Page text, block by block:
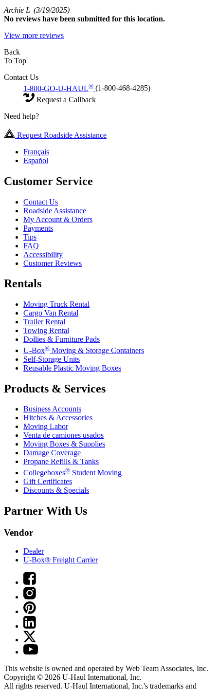
Archie L (3/19/2025)
No reviews have been submitted for this location.
View more reviews
Back
To Top
Contact Us
1-800-GO-U-HAUL® (1-800-468-4285)
Request a Callback
Need help?
Request Roadside Assistance
Français
Español
Customer Service
Contact Us
Roadside Assistance
My Account & Orders
Payments
Tips
FAQ
Accessibility
Customer Reviews
Rentals
Moving Truck Rental
Cargo Van Rental
Trailer Rental
Towing Rental
Dollies & Furniture Pads
U-Box® Moving & Storage Containers
Self-Storage Units
Reusable Plastic Moving Boxes
Products & Services
Business Accounts
Hitches & Accessories
Moving Labor
Venta de camiones usados
Moving Boxes & Supplies
Damage Coverage
Propane Refills & Tanks
Collegeboxes® Student Moving
Gift Certificates
Discounts & Specials
Partner With Us
Vendor
Dealer
U-Box® Freight Carrier
This website is owned and operated by Web Team Associates, Inc.
Copyright © 2026 U-Haul International, Inc.
All rights reserved. U-Haul International, Inc.'s trademarks and